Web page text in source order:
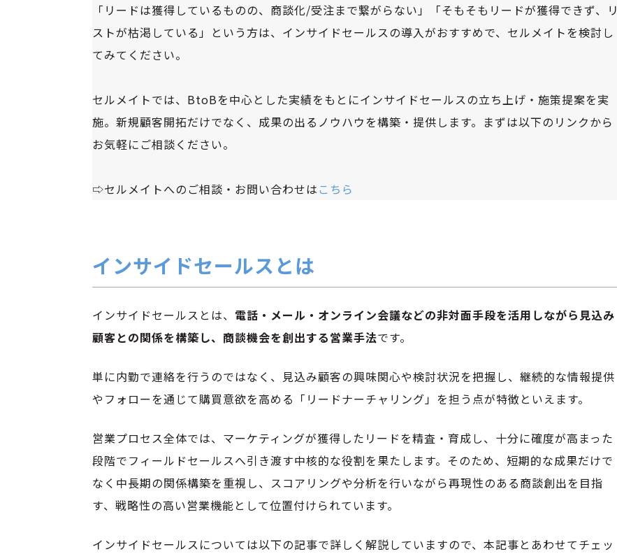
「リードは獲得しているものの、商談化/受注まで繋がらない」「そもそもリードが獲得できず、リ
ストが枯渇している」という方は、インサイドセールスの導入がおすすめで、セルメイトを検討し
てみてください。
セルメイトでは、BtoBを中心とした実績をもとにインサイドセールスの立ち上げ・施策提案を実
施。新規顧客開拓だけでなく、成果の出るノウハウを構築・提供します。まずは以下のリンクから
お気軽にご相談ください。
⇨セルメイトへのご相談・お問い合わせは こちら
インサイドセールスとは
インサイドセールスとは、 電話・メール・オンライン会議などの非対面手段を活用しながら見込み
顧客との関係を構築し、商談機会を創出する営業手法です。
単に内勤で連絡を行うのではなく、見込み顧客の興味関心や検討状況を把握し、継続的な情報提供
やフォローを通じて購買意欲を高める「リードナーチャリング」を担う点が特徴といえます。
営業プロセス全体では、マーケティングが獲得したリードを精査・育成し、十分に確度が高まった
段階でフィールドセールスへ引き渡す中核的な役割を果たします。そのため、短期的な成果だけで
なく中長期の関係構築を重視し、スコアリングや分析を行いながら再現性のある商談創出を目指
す、戦略性の高い営業機能として位置付けられています。
インサイドセールスについては以下の記事で詳しく解説していますので、本記事とあわせてチェッ